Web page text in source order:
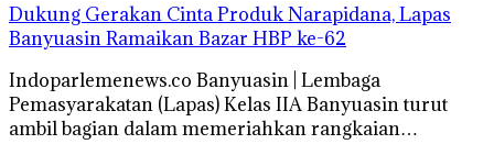
Dukung Gerakan Cinta Produk Narapidana, Lapas
Banyuasin Ramaikan Bazar HBP ke-62
Indoparlemenews.co Banyuasin | Lembaga
Pemasyarakatan (Lapas) Kelas IIA Banyuasin turut
ambil bagian dalam memeriahkan rangkaian…